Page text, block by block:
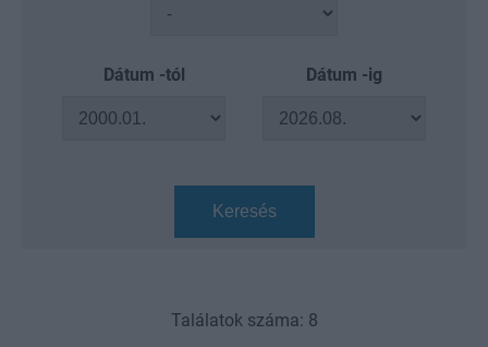
Dátum -tól Dátum -ig
Keresés
Találatok száma: 8